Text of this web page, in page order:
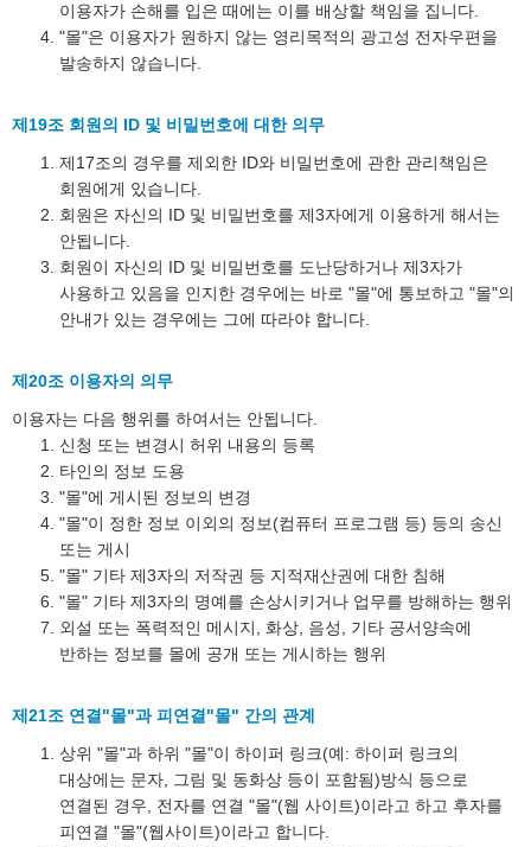
이용자가 손해를 입은 때에는 이를 배상할 책임을 집니다.
"몰"은 이용자가 원하지 않는 영리목적의 광고성 전자우편을
발송하지 않습니다.
제19조 회원의 ID 및 비밀번호에 대한 의무
제17조의 경우를 제외한 ID와 비밀번호에 관한 관리책임은
회원에게 있습니다.
회원은 자신의 ID 및 비밀번호를 제3자에게 이용하게 해서는
안됩니다.
회원이 자신의 ID 및 비밀번호를 도난당하거나 제3자가
사용하고 있음을 인지한 경우에는 바로 "몰"에 통보하고 "몰"의
안내가 있는 경우에는 그에 따라야 합니다.
제20조 이용자의 의무
이용자는 다음 행위를 하여서는 안됩니다.
신청 또는 변경시 허위 내용의 등록
타인의 정보 도용
"몰"에 게시된 정보의 변경
"몰"이 정한 정보 이외의 정보(컴퓨터 프로그램 등) 등의 송신
또는 게시
"몰" 기타 제3자의 저작권 등 지적재산권에 대한 침해
"몰" 기타 제3자의 명예를 손상시키거나 업무를 방해하는 행위
외설 또는 폭력적인 메시지, 화상, 음성, 기타 공서양속에
반하는 정보를 몰에 공개 또는 게시하는 행위
제21조 연결"몰"과 피연결"몰" 간의 관계
상위 "몰"과 하위 "몰"이 하이퍼 링크(예: 하이퍼 링크의
대상에는 문자, 그림 및 동화상 등이 포함됨)방식 등으로
연결된 경우, 전자를 연결 "몰"(웹 사이트)이라고 하고 후자를
피연결 "몰"(웹사이트)이라고 합니다.